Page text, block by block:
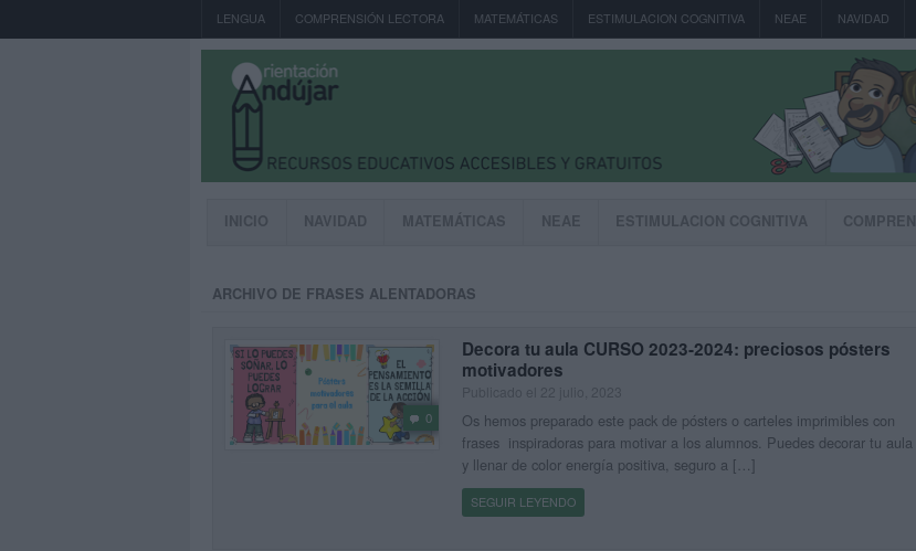
LENGUA COMPRENSIÓN LECTORA MATEMÁTICAS ESTIMULACION COGNITIVA NEAE NAVIDAD
INICIO NAVIDAD MATEMÁTICAS NEAE ESTIMULACION COGNITIVA
ARCHIVO DE FRASES ALENTADORAS
0
Decora tu aula CURSO 2023-2024: preciosos pósters
motivadores
Os hemos preparado este pack de pósters o carteles imprimibles con
frases inspiradoras para motivar a los alumnos. Puedes decorar tu aula
y llenar de color energía positiva, seguro a […]
SEGUIR LEYENDO